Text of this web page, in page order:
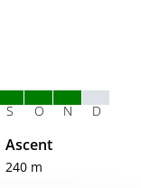
S O N D
Ascent
240 m